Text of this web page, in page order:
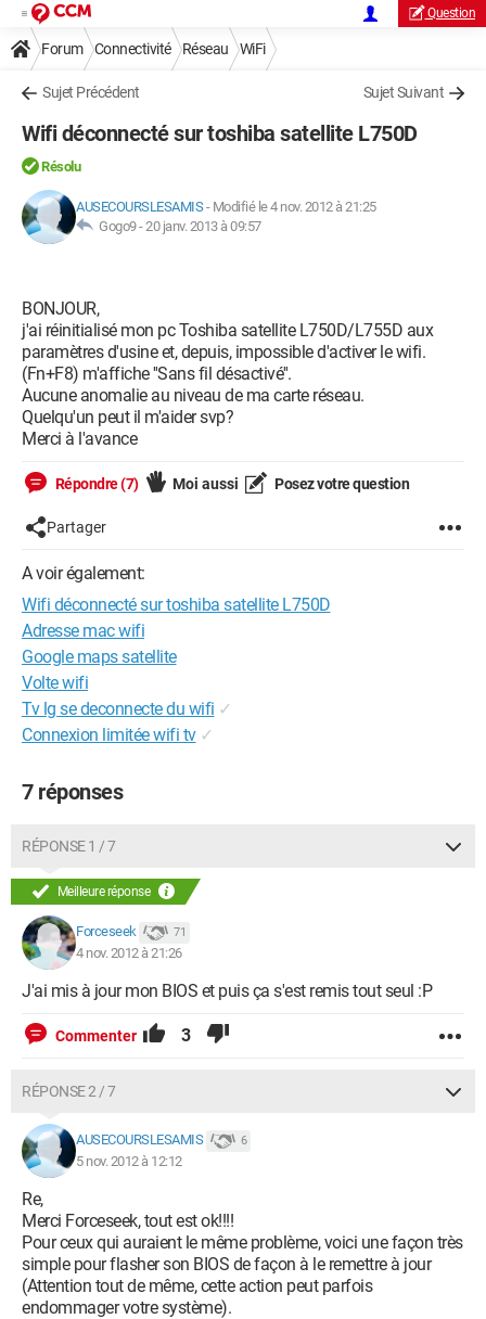
Question
Forum Connectivité Réseau WiFi
Sujet Précédent Sujet Suivant
Wifi déconnecté sur toshiba satellite L750D
Résolu
AUSECOURSLESAMIS- Modifié le 4 nov. 2012 à 21:25
Gogo9 -20 janv. 2013 à 09:57
BONJOUR,
j'ai réinitialisé mon pc Toshiba satellite L750D/L755D aux
paramètres d'usine et, depuis, impossible d'activer le wifi.
(Fn+F8) m'affiche ''Sans fil désactivé''.
Aucune anomalie au niveau de ma carte réseau.
Quelqu'un peut il m'aider svp?
Merci à l'avance
Répondre (7) Moi aussi Posez votre question
Partager
A voir également:
Wifi déconnecté sur toshiba satellite L750D
Adresse mac wifi
Google maps satellite
Volte wifi
Tv lg se deconnecte du wifi ✓
Connexion limitée wifi tv ✓
7 réponses
RÉPONSE 1 / 7
Meilleure réponse
Forceseek 71
4 nov. 2012 à 21:26
J'ai mis à jour mon BIOS et puis ça s'est remis tout seul :P
Commenter 3
RÉPONSE 2 / 7
AUSECOURSLESAMIS 6
5 nov. 2012 à 12:12
Re,
Merci Forceseek, tout est ok!!!!
Pour ceux qui auraient le même problème, voici une façon très
simple pour flasher son BIOS de façon à le remettre à jour
(Attention tout de même, cette action peut parfois
endommager votre système).